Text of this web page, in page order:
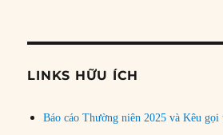
đề
LINKS HỮU ÍCH
Báo cáo Thường niên 2025 và Kêu